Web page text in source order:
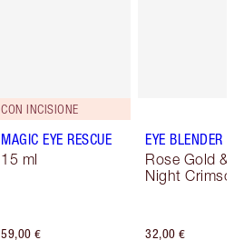
CON INCISIONE
MAGIC EYE RESCUE
15 ml
59,00 €
EYE BLENDER
Rose Gold &
Night
32,00 €